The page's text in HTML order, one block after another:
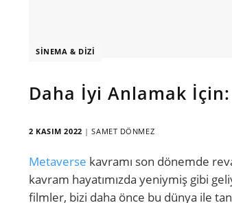
SINEMA & DIZI
Daha İyi Anlamak
2 KASIM 2022 |SAMET DÖNMEZ
Metaverse kavramı son dönemde
kavram hayatımızda yeniymiş gibi
filmler, bizi daha önce bu dünya ile